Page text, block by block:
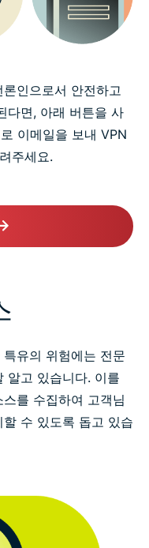
인으로서 안전하고
다면, 아래 버튼을 사
이메일을 보내 VPN
주세요.
유의 위험에는 전문
알고 있습니다. 이를
를 수집하여 고객님
수 있도록 돕고 있습